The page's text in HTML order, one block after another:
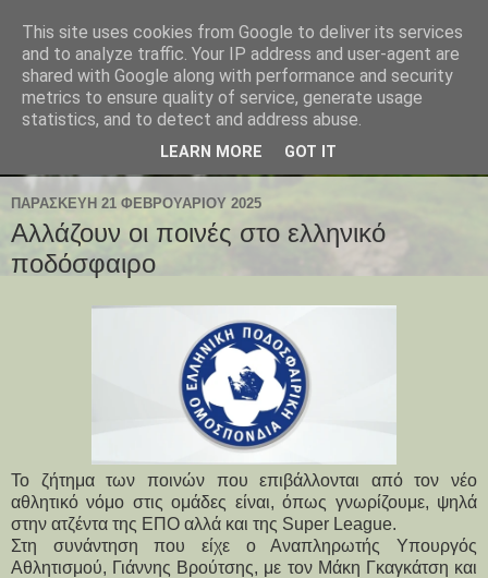
ΠΑΡΑΣΚΕΥΉ 21 ΦΕΒΡΟΥΑΡΊΟΥ 2025
Αλλάζουν οι ποινές στο ελληνικό
ποδόσφαιρο
Το ζήτημα των ποινών που επιβάλλονται από τον νέο
αθλητικό νόμο στις ομάδες είναι, όπως γνωρίζουμε, ψηλά
στην ατζέντα της ΕΠΟ αλλά και της Super League.
Στη συνάντηση που είχε ο Αναπληρωτής Υπουργός
Αθλητισμού, Γιάννης Βρούτσης, με τον Μάκη Γκαγκάτση και
This site uses cookies from Google to deliver its services
and to analyze traffic. Your IP address and user-agent are
shared with Google along with performance and security
metrics to ensure quality of service, generate usage
statistics, and to detect and address abuse.
LEARN MORE GOT IT